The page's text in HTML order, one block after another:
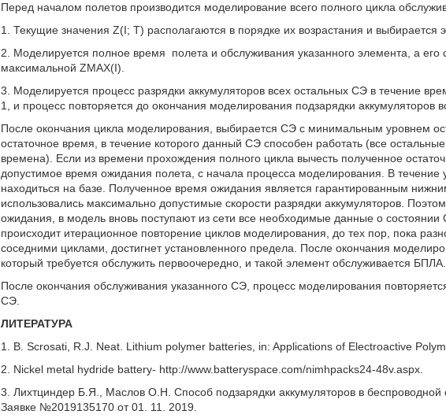
Перед началом полетов производится моделирование всего полного цикла
1. Текущие значения Z(I; T) располагаются в порядке их возрастания и
2. Моделируется полное время
полета и обслуживания указанного элемента, а его
максимальной ZMAX(I).
3. Моделируется процесс разрядки аккумуляторов всех остальных СЭ в течение
1, и процесс повторяется до окончания моделирования подзарядки аккумуляторов
После окончания цикла моделирования, выбирается СЭ с минимальным уровнем
остаточное время, в течение которого данный СЭ способен работать (все
времена). Если из времени прохождения полного цикла вычесть полученное
допустимое время ожидания полета, с начала процесса моделирования. В
находиться на базе. Полученное время ожидания является гарантированным
использовались максимально допустимые скорости разрядки аккумуляторов.
ожидания, в модель вновь поступают из сети все необходимые данные о
происходит итерационное повторение циклов моделирования, до тех пор, пока
соседними циклами, достигнет установленного предела. После окончания
который требуется обслужить первоочередно, и такой элемент обслуживается БПЛА.
После окончания обслуживания указанного СЭ, процесс моделирования
СЭ.
ЛИТЕРАТУРА
1. B. Scrosati, R.J. Neat. Lithium polymer batteries, in: Applications of Electroactive
2. Nickel metal hydride battery- http://www.batteryspace.com/nimhpacks24-48v.aspx.
3. Лихтциндер Б.Я., Маслов О.Н. Способ подзарядки аккумуляторов в
Заявке №2019135170 от 01. 11. 2019.